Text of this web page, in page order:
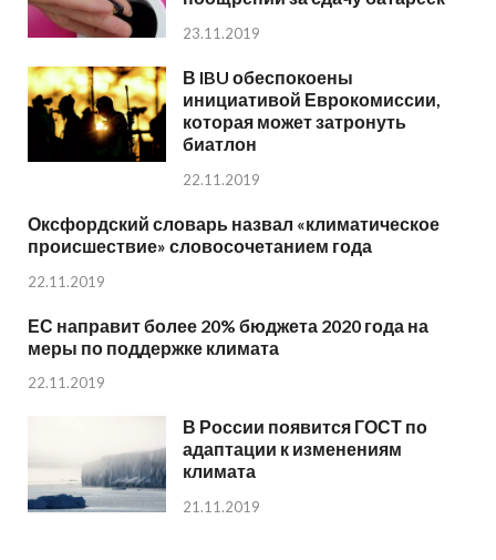
23.11.2019
В IBU обеспокоены
инициативой Еврокомиссии,
которая может затронуть
биатлон
22.11.2019
Оксфордский словарь назвал «климатическое
происшествие» словосочетанием года
22.11.2019
ЕС направит более 20% бюджета 2020 года на
меры по поддержке климата
22.11.2019
В России появится ГОСТ по
адаптации к изменениям
климата
21.11.2019